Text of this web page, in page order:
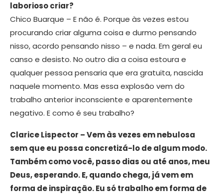
laborioso criar?
Chico Buarque – E não é. Porque às vezes estou
procurando criar alguma coisa e durmo pensando
nisso, acordo pensando nisso – e nada. Em geral eu
canso e desisto. No outro dia a coisa estoura e
qualquer pessoa pensaria que era gratuita, nascida
naquele momento. Mas essa explosão vem do
trabalho anterior inconsciente e aparentemente
negativo. E como é seu trabalho?
Clarice Lispector – Vem às vezes em nebulosa
sem que eu possa concretizá-lo de algum modo.
Também como você, passo dias ou até anos, meu
Deus, esperando. E, quando chega, já vem em
forma de inspiração. Eu só trabalho em forma de